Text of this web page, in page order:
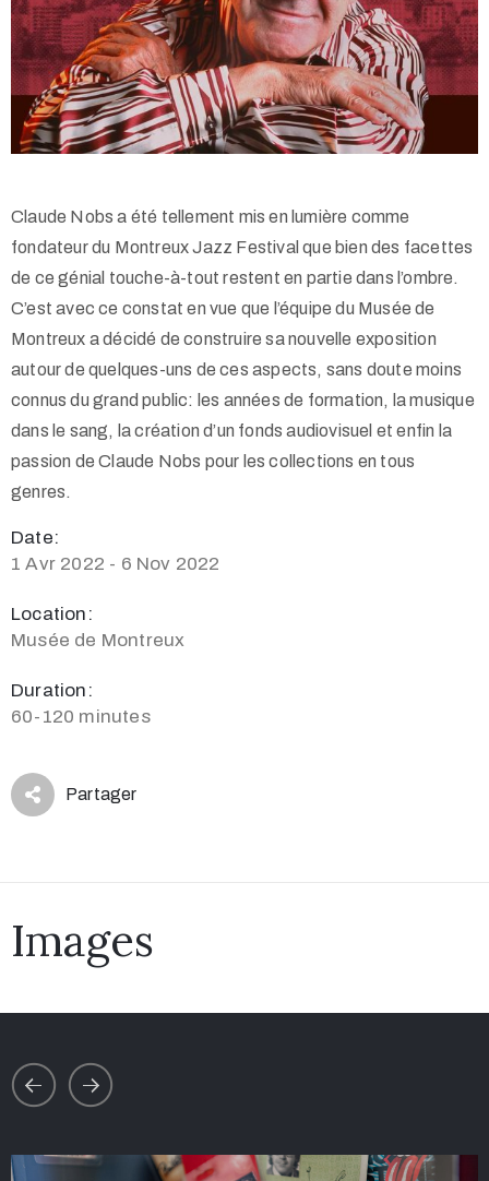
53
info@museemontreux.ch
Claude Nobs a été tellement mis en lumière comme
fondateur du Montreux Jazz Festival que bien des facettes
de ce génial touche-à-tout restent en partie dans l’ombre.
C’est avec ce constat en vue que l’équipe du Musée de
Montreux a décidé de construire sa nouvelle exposition
autour de quelques-uns de ces aspects, sans doute moins
connus du grand public: les années de formation, la musique
dans le sang, la création d’un fonds audiovisuel et enfin la
passion de Claude Nobs pour les collections en tous
genres.
Date:
1 Avr 2022 - 6 Nov 2022
Location:
Musée de Montreux
Duration:
60-120 minutes
Partager
Images